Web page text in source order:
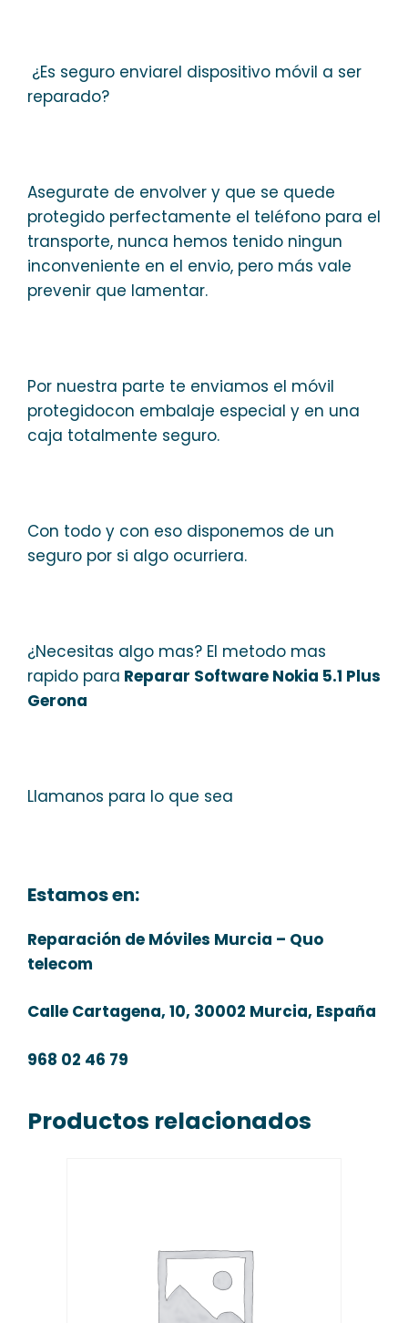
¿Es seguro enviarel dispositivo móvil a ser
reparado?
Asegurate de envolver y que se quede
protegido perfectamente el teléfono para el
transporte, nunca hemos tenido ningun
inconveniente en el envio, pero más vale
prevenir que lamentar.
Por nuestra parte te enviamos el móvil
protegidocon embalaje especial y en una
caja totalmente seguro.
Con todo y con eso disponemos de un
seguro por si algo ocurriera.
¿Necesitas algo mas? El metodo mas
rapido para Reparar Software Nokia 5.1 Plus
Gerona
Llamanos para lo que sea
Estamos en:
Reparación de Móviles Murcia – Quo
telecom
Calle Cartagena, 10, 30002 Murcia, España
968 02 46 79
Productos relacionados